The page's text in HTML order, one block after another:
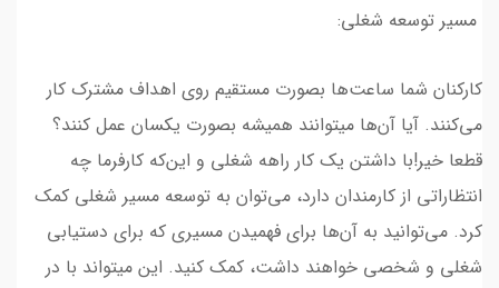
مسیر توسعه شغلی:
کارکنان شما ساعت‌ها بصورت مستقیم روی اهداف مشترک کار
می‌کنند. آیا آن‌ها میتوانند همیشه بصورت یکسان عمل کنند؟
قطعا خیر!با داشتن یک کار راهه شغلی و این‌که کارفرما چه
انتظاراتی از کارمندان دارد، می‌توان به توسعه مسیر شغلی‌ کمک
کرد. می‌توانید به آن‌ها برای فهمیدن مسیری که برای دستیابی
شغلی و شخصی خواهند داشت، کمک کنید. این میتواند با در